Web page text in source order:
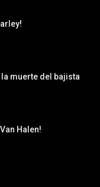
muerte del bajista
Halen!